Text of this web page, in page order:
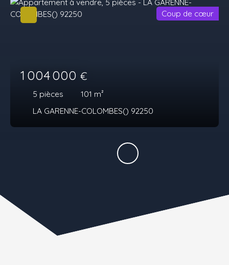
1 004 000 €
5 pièces 101 m²
LA GARENNE-COLOMBES() 92250
Coup de cœur